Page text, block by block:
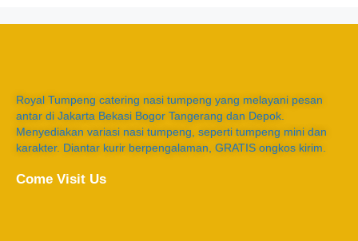
Royal Tumpeng catering nasi tumpeng yang melayani pesan
antar di Jakarta Bekasi Bogor Tangerang dan Depok.
Menyediakan variasi nasi tumpeng, seperti tumpeng mini dan
karakter. Diantar kurir berpengalaman, GRATIS ongkos kirim.
Come Visit Us